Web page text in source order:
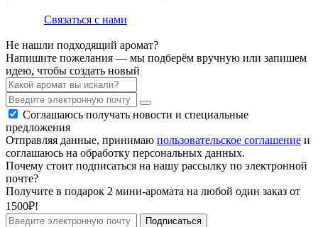
Связаться с нами
Не нашли подходящий аромат?
Напишите пожелания — мы подберём вручную или запишем
идею, чтобы создать новый
Соглашаюсь получать новости и специальные
предложения
Отправляя данные, принимаю пользовательское соглашение и
соглашаюсь на обработку персональных данных.
Почему стоит подписаться на нашу рассылку по электронной
почте?
Получите в подарок 2 мини-аромата на любой один заказ от
1500₽!
Подписаться